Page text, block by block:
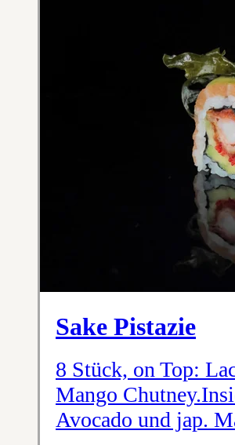
Sake Pistazie
8 Stück, on Top:
Mango
Avocado und jap.